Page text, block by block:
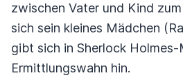
zwischen Vater und Kind
sich sein kleines Mädchen
gibt sich in Sherlock Holmes-
Ermittlungswahn hin.